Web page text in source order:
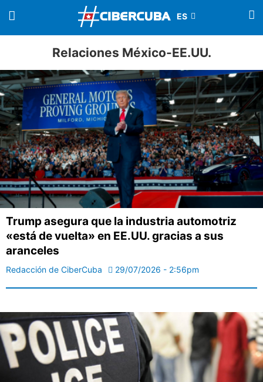
Relaciones México-EE.UU.
Trump asegura que la industria automotriz
«está de vuelta» en EE.UU. gracias a sus
aranceles
Redacción de CiberCuba 29/07/2026 - 2:56pm